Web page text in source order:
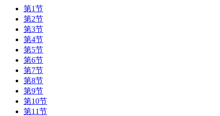
第1节
第2节
第3节
第4节
第5节
第6节
第7节
第8节
第9节
第10节
第11节